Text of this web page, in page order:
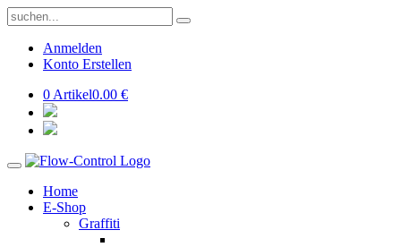
Anmelden
Konto Erstellen
0 Artikel0.00 €
Home
E-Shop
Graffiti